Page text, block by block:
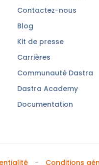
Contactez-nous
Blog
Kit de presse
Carrières
Communauté Dastra
Dastra Academy
Documentation
Conditions